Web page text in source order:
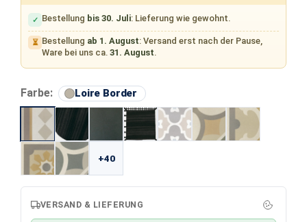
✓ Bestellung bis 30. Juli: Lieferung wie gewohnt.
⏳ Bestellung ab 1. August: Versand erst nach der Pause,
Ware bei uns ca.31. August.
Farbe: Loire Border auswählen
+40
VERSAND & LIEFERUNG